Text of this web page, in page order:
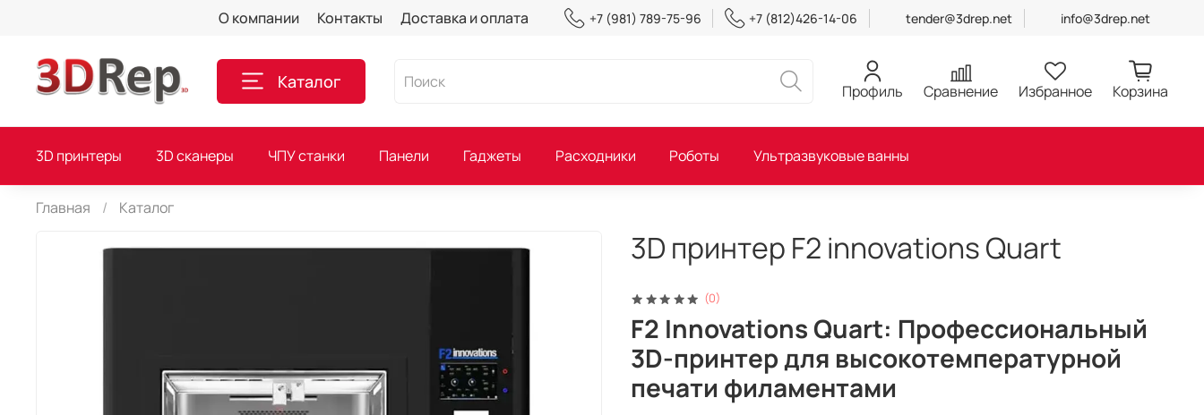
О компании Контакты Доставка и оплата +7 (981) 789-75-96 +7 (812)426-14-06 tender@3drep.net info@3drep.net
Каталог Профиль Сравнение Избранное Корзина
3D принтеры 3D сканеры ЧПУ станки Панели Гаджеты Расходники Роботы Ультразвуковые ванны
Главная Каталог
(0)
3D принтер F2 innovations Quart
F2 Innovations Quart: Профессиональный
3D-принтер для высокотемпературной
печати филаментами